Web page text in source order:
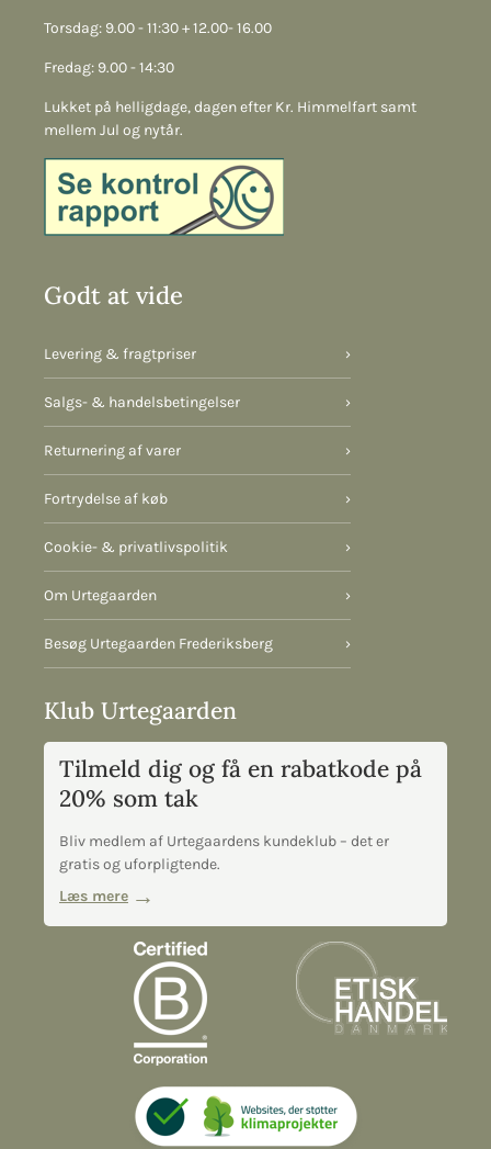
Torsdag: 9.00 - 11:30 + 12.00- 16.00
Fredag: 9.00 - 14:30
Lukket på helligdage, dagen efter Kr. Himmelfart samt
mellem Jul og nytår.
Godt at vide
Levering & fragtpriser ›
Salgs- & handelsbetingelser ›
Returnering af varer ›
Fortrydelse af køb ›
Cookie- & privatlivspolitik ›
Om Urtegaarden ›
Besøg Urtegaarden Frederiksberg ›
Klub Urtegaarden
Tilmeld dig og få en rabatkode på
20% som tak
Bliv medlem af Urtegaardens kundeklub – det er
gratis og uforpligtende.
Læs mere